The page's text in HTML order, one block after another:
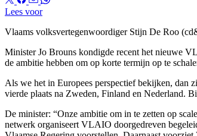
Lees voor
Vlaams volksvertegenwoordiger Stijn De Roo
Minister Jo Brouns kondigde recent het nieuwe
de ambitie hebben om op korte termijn op te
Als we het in Europees perspectief bekijken, dan
vierde plaats na Zweden, Finland en Nederland.
De minister: “Onze ambitie om in te zetten op
netwerk organiseert VLAIO doorgedreven